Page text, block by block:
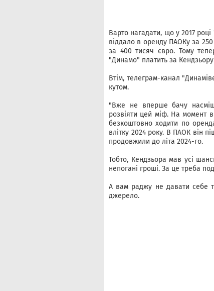
Варто нагадати, що у 2017
віддало в оренду ПАОКу за
за 400 тисяч євро. Тому
"Динамо" платить за
Втім, телеграм-канал
кутом.
"Вже не вперше бачу
розвіяти цей міф. На момент
безкоштовно ходити по
влітку 2024 року. В ПАОК він
продовжили до літа 2024-го.
Тобто, Кендзьора мав усі
непогані гроші. За це треба
А вам раджу не давати себе
джерело.